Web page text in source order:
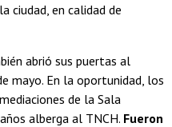
ciudad, en calidad de
abrió sus puertas al
mayo. En la oportunidad, los
de la Sala
alberga al TNCH. Fueron